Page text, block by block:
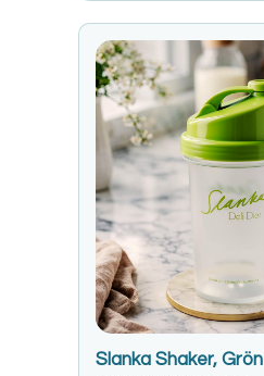
Slanka Shaker, Grön